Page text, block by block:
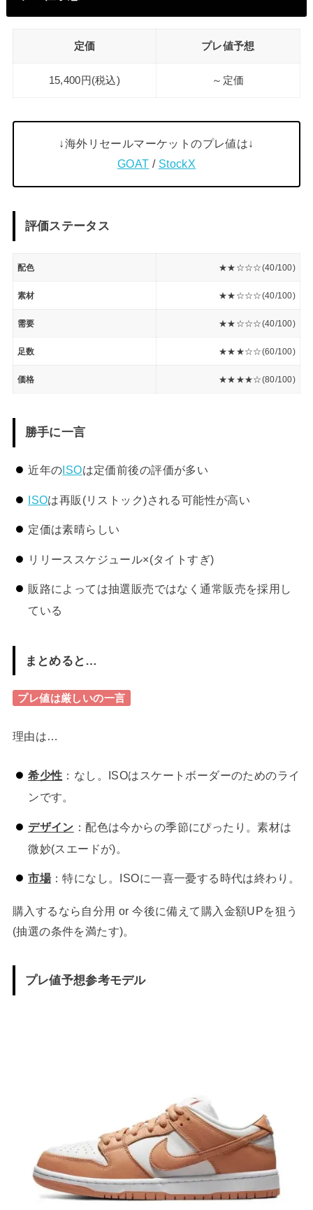
定価 プレ値予想
15,400円(税込) ～定価
↓海外リセールマーケットのプレ値は↓
GOAT / StockX
評価ステータス
配色 ★★☆☆☆(40/100)
素材 ★★☆☆☆(40/100)
需要 ★★☆☆☆(40/100)
足数 ★★★☆☆(60/100)
価格 ★★★★☆(80/100)
勝手に一言
近年のISOは定価前後の評価が多い
ISOは再販(リストック)される可能性が高い
定価は素晴らしい
リリーススケジュール×(タイトすぎ)
販路によっては抽選販売ではなく通常販売を採用し
ている
まとめると…
プレ値は厳しいの一言
理由は…
希少性 ：なし。ISOはスケートボーダーのためのライ
ンです。
デザイン ：配色は今からの季節にぴったり。素材は
微妙(スエードが)。
市場：特になし。ISOに一喜一憂する時代は終わり。
購入するなら自分用 or 今後に備えて購入金額UPを狙う
(抽選の条件を満たす)。
プレ値予想参考モデル